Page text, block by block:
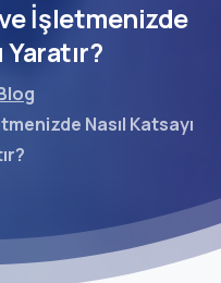
İşletmenizde
Yaratır?
Nasıl Katsayı